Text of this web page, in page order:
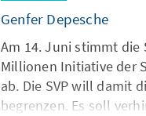
Genfer Depesche
Am 14. Juni stimmt die
Millionen Initiative der
ab. Die SVP will damit
begrenzen. Es soll